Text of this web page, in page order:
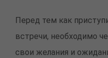
Перед тем как
встречи, необходимо
свои желания и